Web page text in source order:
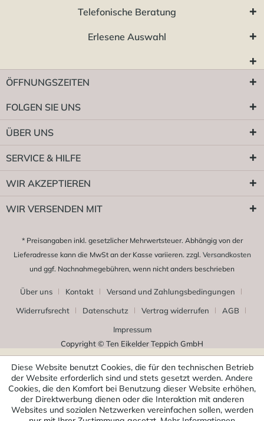
Telefonische Beratung
Erlesene Auswahl
ÖFFNUNGSZEITEN
FOLGEN SIE UNS
ÜBER UNS
SERVICE & HILFE
WIR AKZEPTIEREN
WIR VERSENDEN MIT
* Preisangaben inkl. gesetzlicher Mehrwertsteuer. Abhängig von der
Lieferadresse kann die MwSt an der Kasse variieren. zzgl. Versandkosten
und ggf. Nachnahmegebühren, wenn nicht anders beschrieben
Über uns Kontakt
Versand und Zahlungsbedingungen
Widerrufsrecht
Datenschutz Vertrag widerrufen
AGB
Impressum
Copyright © Ten Eikelder Teppich GmbH
Diese Website benutzt Cookies, die für den technischen Betrieb
der Website erforderlich sind und stets gesetzt werden. Andere
Cookies, die den Komfort bei Benutzung dieser Website erhöhen,
der Direktwerbung dienen oder die Interaktion mit anderen
Websites und sozialen Netzwerken vereinfachen sollen, werden